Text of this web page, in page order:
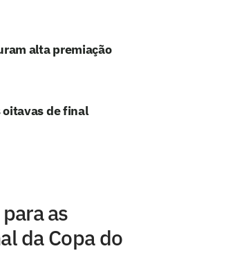
alta premiação
oitavas de final
as
da Copa do